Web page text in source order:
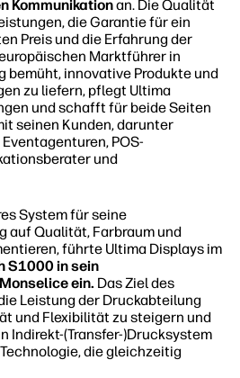
Kommunikationan. Die Qualität
die Garantie für ein
Preis und die Erfahrung der
Marktführer in
bemüht, innovative Produkte und
zu liefern, pflegt Ultima
und schafft für beide Seiten
seinen Kunden, darunter
POS-
und
System für seine
auf Qualität, Farbraum und
führte Ultima Displays im
S1000 in sein
ein. Das Ziel des
Leistung der Druckabteilung
und Flexibilität zu steigern und
Indirekt-(Transfer-)Drucksystem
die gleichzeitig